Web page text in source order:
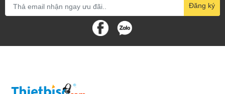
Đăng ký